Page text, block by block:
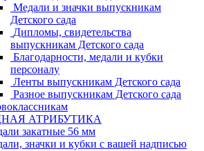
Медали и значки выпускникам
Детского сада
Дипломы, свидетельства
выпускникам Детского сада
Благодарности, медали и кубки
персоналу
Ленты выпускникам Детского сада
Разное выпускникам Детского сада
АТРИБУТИКА
закатные 56 мм
значки и кубки с вашей надписью